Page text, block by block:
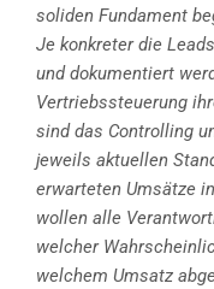
soliden Fundament
Je konkreter die
und dokumentiert
Vertriebssteuerung
sind das Controlling
jeweils aktuellen
erwarteten Umsätze
wollen alle
welcher
welchem Umsatz